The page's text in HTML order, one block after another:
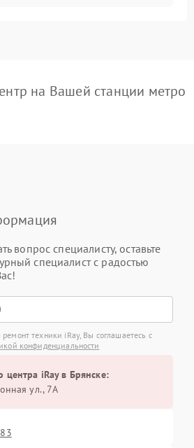
на Вашей станции метро
вопрос специалисту, оставьте
специалист с радостью
техники iRay, Вы соглашаетесь с
конфиденциальности
центра iRay в Брянске:
ул., 7А